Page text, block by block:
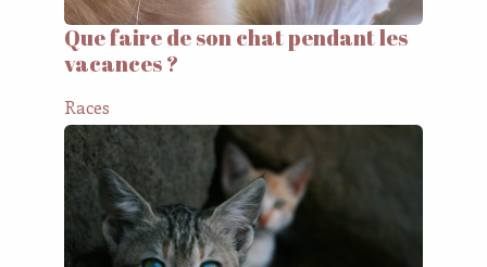
Que faire de son chat pendant les
vacances ?
Races